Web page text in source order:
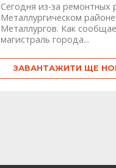
Сегодня из-за ремонтных
Металлургическом
Металлургов. Как
магистраль города...
ЗАВАНТАЖИТИ ЩЕ